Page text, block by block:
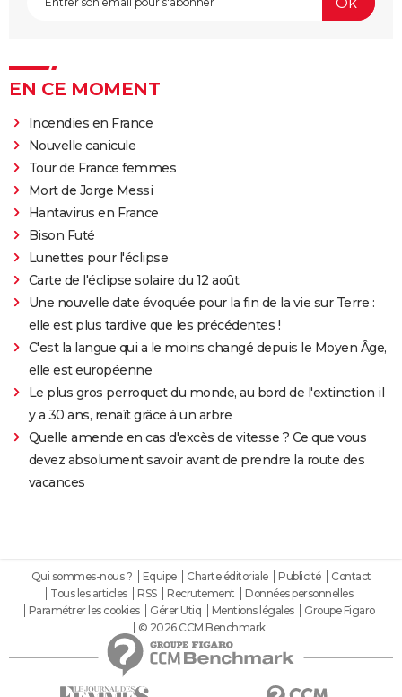
EN CE MOMENT
Incendies en France
Nouvelle canicule
Tour de France femmes
Mort de Jorge Messi
Hantavirus en France
Bison Futé
Lunettes pour l'éclipse
Carte de l'éclipse solaire du 12 août
Une nouvelle date évoquée pour la fin de la vie sur Terre :
elle est plus tardive que les précédentes !
C'est la langue qui a le moins changé depuis le Moyen Âge,
elle est européenne
Le plus gros perroquet du monde, au bord de l'extinction il
y a 30 ans, renaît grâce à un arbre
Quelle amende en cas d'excès de vitesse ? Ce que vous
devez absolument savoir avant de prendre la route des
vacances
Qui sommes-nous ? Equipe Charte éditoriale Publicité
Contact
Tous les articles
RSS Recrutement
Données personnelles
Paramétrer les cookies
Gérer Utiq Mentions légales
Groupe Figaro
© 2026 CCM Benchmark